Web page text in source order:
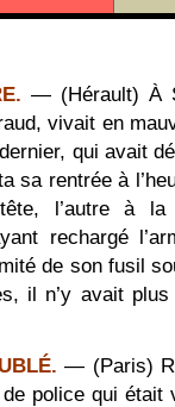
— (Hérault) À
vivait en
qui avait
sa rentrée à
l’autre à la
rechargé
de son fusil
il n’y avait
— (Paris)
police qui était